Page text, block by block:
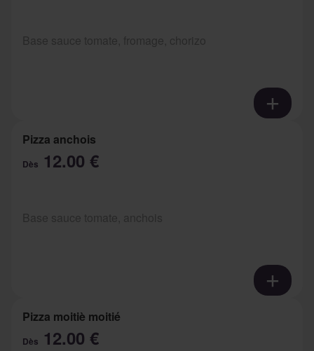
Pizza anchois
Dès 12.00 €
Pizza moitiè moitié
Dès 12.00 €